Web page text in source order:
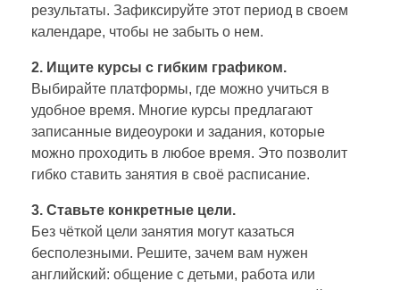
результаты. Зафиксируйте этот период в своем
календаре, чтобы не забыть о нем.
2. Ищите курсы с гибким графиком.
Выбирайте платформы, где можно учиться в
удобное время. Многие курсы предлагают
записанные видеоуроки и задания, которые
можно проходить в любое время. Это позволит
гибко ставить занятия в своё расписание.
3. Ставьте конкретные цели.
Без чёткой цели занятия могут казаться
бесполезными. Решите, зачем вам нужен
английский: общение с детьми, работа или